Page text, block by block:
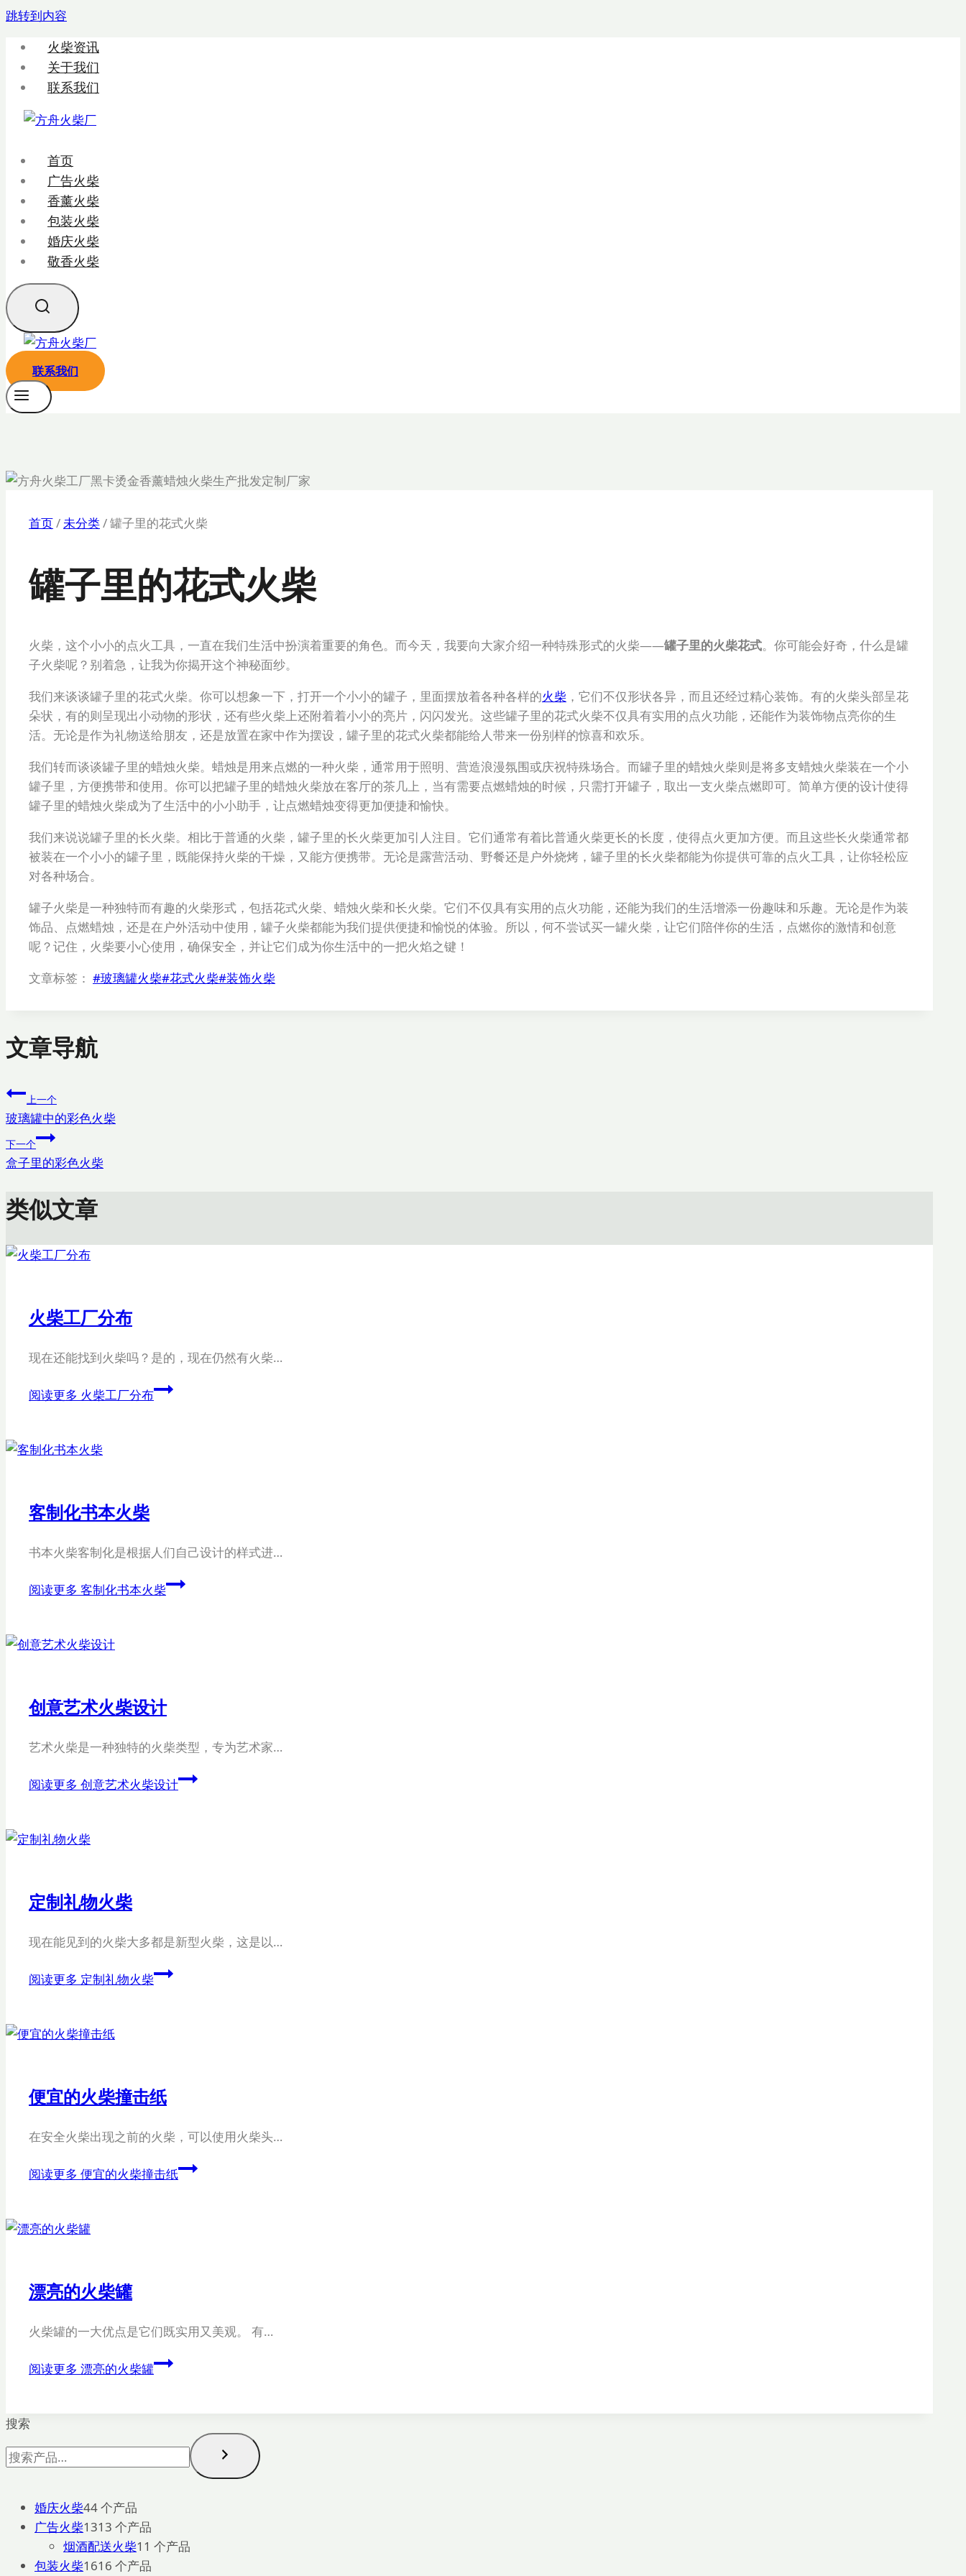
跳转到内容
火柴资讯
关于我们
联系我们
首页
广告火柴
香薰火柴
包装火柴
婚庆火柴
敬香火柴
联系我们
首页/未分类/罐子里的花式火柴
罐子里的花式火柴
火柴，这个小小的点火工具，一直在我们生活中扮演着重要的角色。而今天，我要向大家介绍一种特殊形式的火柴——罐子里的火柴花式。你可能会好奇，什么是罐
子火柴呢？别着急，让我为你揭开这个神秘面纱。
我们来谈谈罐子里的花式火柴。你可以想象一下，打开一个小小的罐子，里面摆放着各种各样的火柴 ，它们不仅形状各异，而且还经过精心装饰。有的火柴头部呈花
朵状，有的则呈现出小动物的形状，还有些火柴上还附着着小小的亮片，闪闪发光。这些罐子里的花式火柴不仅具有实用的点火功能，还能作为装饰物点亮你的生
活。无论是作为礼物送给朋友，还是放置在家中作为摆设，罐子里的花式火柴都能给人带来一份别样的惊喜和欢乐。
我们转而谈谈罐子里的蜡烛火柴。蜡烛是用来点燃的一种火柴，通常用于照明、营造浪漫氛围或庆祝特殊场合。而罐子里的蜡烛火柴则是将多支蜡烛火柴装在一个小
罐子里，方便携带和使用。你可以把罐子里的蜡烛火柴放在客厅的茶几上，当有需要点燃蜡烛的时候，只需打开罐子，取出一支火柴点燃即可。简单方便的设计使得
罐子里的蜡烛火柴成为了生活中的小小助手，让点燃蜡烛变得更加便捷和愉快。
我们来说说罐子里的长火柴。相比于普通的火柴，罐子里的长火柴更加引人注目。它们通常有着比普通火柴更长的长度，使得点火更加方便。而且这些长火柴通常都
被装在一个小小的罐子里，既能保持火柴的干燥，又能方便携带。无论是露营活动、野餐还是户外烧烤，罐子里的长火柴都能为你提供可靠的点火工具，让你轻松应
对各种场合。
罐子火柴是一种独特而有趣的火柴形式，包括花式火柴、蜡烛火柴和长火柴。它们不仅具有实用的点火功能，还能为我们的生活增添一份趣味和乐趣。无论是作为装
饰品、点燃蜡烛，还是在户外活动中使用，罐子火柴都能为我们提供便捷和愉悦的体验。所以，何不尝试买一罐火柴，让它们陪伴你的生活，点燃你的激情和创意
呢？记住，火柴要小心使用，确保安全，并让它们成为你生活中的一把火焰之键！
文章标签： #玻璃罐火柴#花式火柴#装饰火柴
文章导航
上一个
玻璃罐中的彩色火柴
下一个
盒子里的彩色火柴
类似文章
火柴工厂分布
现在还能找到火柴吗？是的，现在仍然有火柴…
阅读更多 火柴工厂分布
客制化书本火柴
书本火柴客制化是根据人们自己设计的样式进…
阅读更多 客制化书本火柴
创意艺术火柴设计
艺术火柴是一种独特的火柴类型，专为艺术家…
阅读更多 创意艺术火柴设计
定制礼物火柴
现在能见到的火柴大多都是新型火柴，这是以…
阅读更多 定制礼物火柴
便宜的火柴撞击纸
在安全火柴出现之前的火柴，可以使用火柴头…
阅读更多 便宜的火柴撞击纸
漂亮的火柴罐
火柴罐的一大优点是它们既实用又美观。 有…
阅读更多 漂亮的火柴罐
搜索
婚庆火柴44 个产品
广告火柴1313 个产品
烟酒配送火柴1 1 个产品
包装火柴1616 个产品